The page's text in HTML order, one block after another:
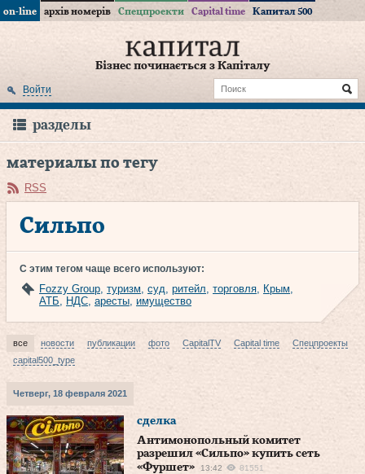
on-line архів номерів Спецпроекти Capital time Капитал 500
Бізнес починається з Капіталу
Войти
разделы
материалы по тегу
RSS
Сильпо
С этим тегом чаще всего используют:
Fozzy Group, туризм, суд, ритейл, торговля, Крым,
АТБ, НДС, аресты, имущество
все новости публикации фото CapitalTV Capital time
Спецпроекты
capital500_type
Четверг, 18 февраля 2021
сделка
Антимонопольный комитет
разрешил «Сильпо» купить сеть
«Фуршет»
13:42 81551